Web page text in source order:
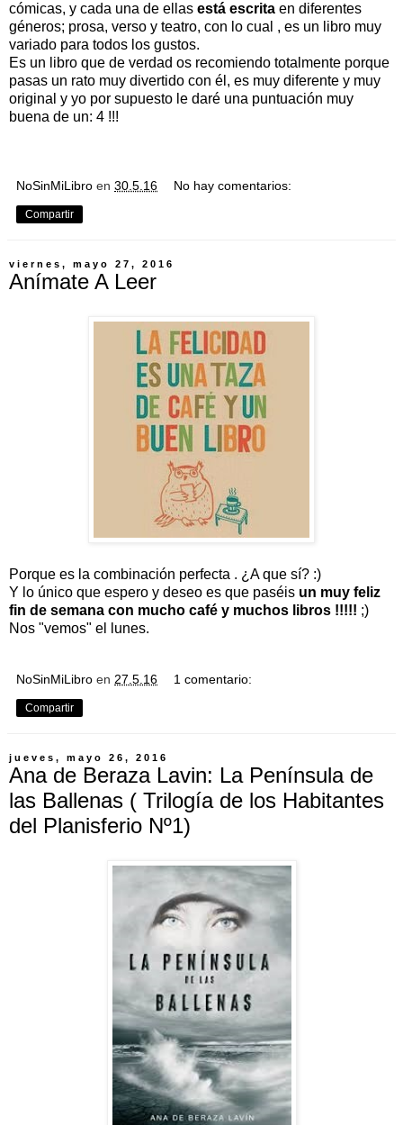
cómicas, y cada una de ellas está escrita en diferentes
géneros; prosa, verso y teatro, con lo cual , es un libro muy
variado para todos los gustos.
Es un libro que de verdad os recomiendo totalmente porque
pasas un rato muy divertido con él, es muy diferente y muy
original y yo por supuesto le daré una puntuación muy
buena de un: 4 !!!
NoSinMiLibro en 30.5.16 No hay comentarios:
Compartir
viernes, mayo 27, 2016
Anímate A Leer
Porque es la combinación perfecta . ¿A que sí? :)
Y lo único que espero y deseo es que paséis un muy feliz
fin de semana con mucho café y muchos libros !!!!! ;)
Nos "vemos" el lunes.
NoSinMiLibro en 27.5.16 1 comentario:
Compartir
jueves, mayo 26, 2016
Ana de Beraza Lavin: La Península de
las Ballenas ( Trilogía de los Habitantes
del Planisferio Nº1)